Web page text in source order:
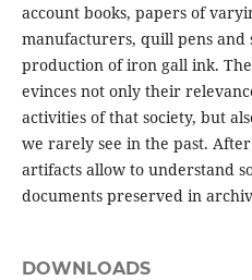
account books, papers of
manufacturers, quill pens and
production of iron gall ink.
evinces not only their
activities of that society, but
we rarely see in the past.
artifacts allow to understand
documents preserved in
DOWNLOADS